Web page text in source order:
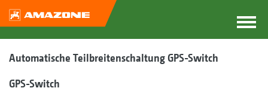
Automatische Teilbreitenschaltung GPS-Switch
GPS-Switch